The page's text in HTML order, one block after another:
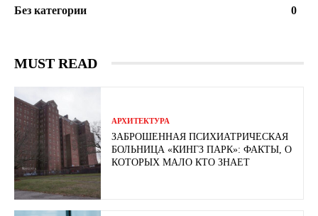
Без категории
0
MUST READ
АРХИТЕКТУРА
ЗАБРОШЕННАЯ ПСИХИАТРИЧЕСКАЯ
БОЛЬНИЦА «КИНГЗ ПАРК»: ФАКТЫ, О
КОТОРЫХ МАЛО КТО ЗНАЕТ